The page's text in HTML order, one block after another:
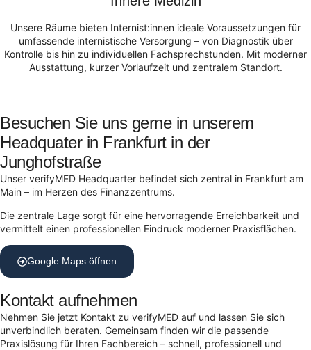
Unsere Räume bieten Internist:innen ideale Voraussetzungen für
umfassende internistische Versorgung – von Diagnostik über
Kontrolle bis hin zu individuellen Fachsprechstunden. Mit moderner
Ausstattung, kurzer Vorlaufzeit und zentralem Standort.
Besuchen Sie uns gerne in unserem
Headquater in Frankfurt in der
Junghofstraße
Unser verifyMED Headquarter befindet sich zentral in Frankfurt am
Main – im Herzen des Finanzzentrums.
Die zentrale Lage sorgt für eine hervorragende Erreichbarkeit und
vermittelt einen professionellen Eindruck moderner Praxisflächen.
Google Maps öffnen
Kontakt aufnehmen
Nehmen Sie jetzt Kontakt zu verifyMED auf und lassen Sie sich
unverbindlich beraten. Gemeinsam finden wir die passende
Praxislösung für Ihren Fachbereich – schnell, professionell und